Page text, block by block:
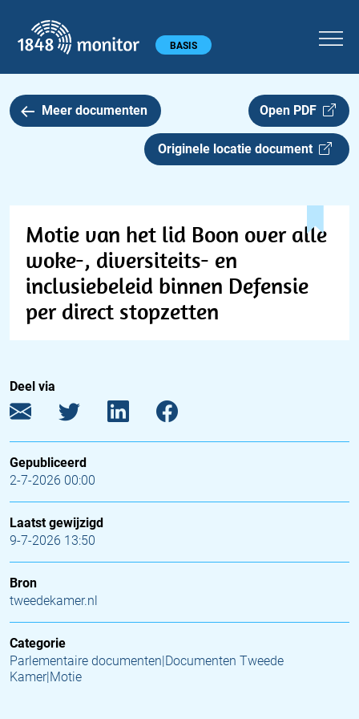
Hoofdmenu BASIS
Meer documenten Open PDF
Originele locatie document
Motie van het lid Boon over alle
woke-, diversiteits- en
inclusiebeleid binnen Defensie
per direct stopzetten
Deel via
Gepubliceerd
2-7-2026 00:00
Laatst gewijzigd
9-7-2026 13:50
Bron
tweedekamer.nl
Categorie
Parlementaire documenten|Documenten Tweede
Kamer|Motie